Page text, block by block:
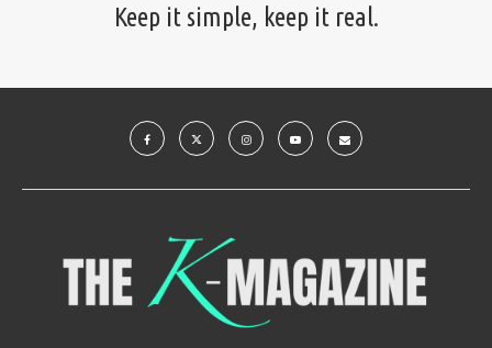
Keep it simple, keep it real.